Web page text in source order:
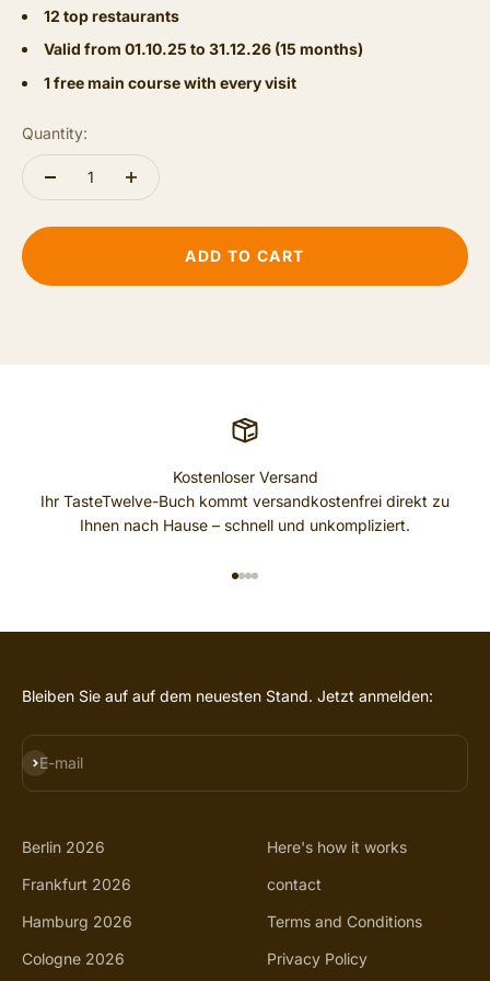
12 top restaurants
Valid from 01.10.25 to 31.12.26 (15 months)
1 free main course with every visit
Quantity:
ADD TO CART
Kostenloser Versand
Ihr TasteTwelve-Buch kommt versandkostenfrei direkt zu
Ihnen nach Hause – schnell und unkompliziert.
Bleiben Sie auf auf dem neuesten Stand. Jetzt anmelden:
E-mail
SUBSCRIBE
Berlin 2026
Frankfurt 2026
Hamburg 2026
Cologne 2026
Here's how it works
contact
Terms and Conditions
Privacy Policy